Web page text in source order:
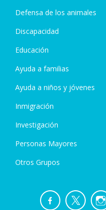
Defensa de los animales
Discapacidad
Educación
Ayuda a familias
Ayuda a niños y jóvenes
Inmigración
Investigación
Personas Mayores
Otros Grupos